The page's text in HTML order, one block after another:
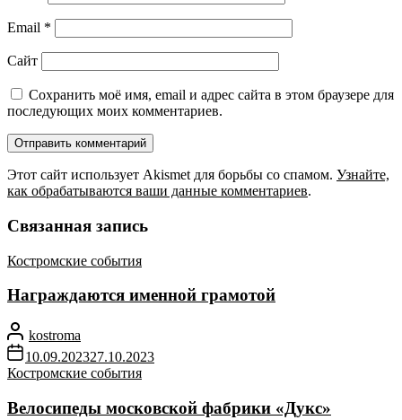
Email *
Сайт
Сохранить моё имя, email и адрес сайта в этом браузере для
последующих моих комментариев.
Этот сайт использует Akismet для борьбы со спамом. Узнайте,
как обрабатываются ваши данные комментариев.
Связанная запись
Костромские события
Награждаются именной грамотой
kostroma
10.09.202327.10.2023
Костромские события
Велосипеды московской фабрики «Дукс»